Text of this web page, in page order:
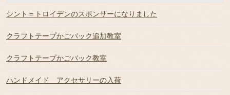
シント＝トロイデンのスポンサーになりました
クラフトテープかごバック追加教室
クラフトテープかごバック教室
ハンドメイド アクセサリーの入荷